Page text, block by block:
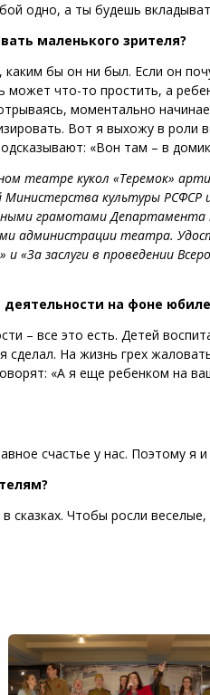
одно, а ты будешь
маленького зрителя?
бы он ни был. Если он
что-то простить, а
моментально
Вот я выхожу в роли
«Вон там – в
театре кукол «Теремок»
культуры РСФСР
грамотами Департамента
администрации театра.
«За заслуги в проведении
на фоне
– все это есть. Детей
сделал. На жизнь грех
«А я еще ребенком на
счастье у нас. Поэтому я
сказках. Чтобы росли